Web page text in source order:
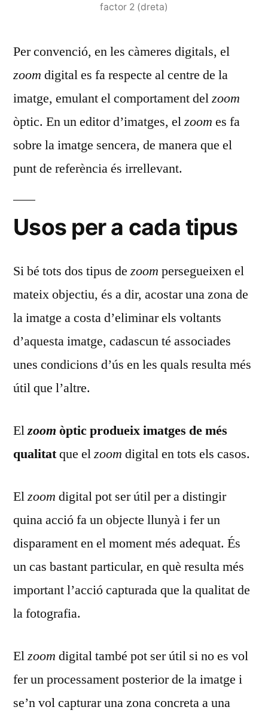
factor 2 (dreta)
Per convenció, en les càmeres digitals, el
zoom digital es fa respecte al centre de la
imatge, emulant el comportament delzoom
òptic. En un editor d’imatges, elzoom es fa
sobre la imatge sencera, de manera que el
punt de referència és irrellevant.
Usos per a cada tipus
Si bé tots dos tipus dezoom persegueixen el
mateix objectiu, és a dir, acostar una zona de
la imatge a costa d’eliminar els voltants
d’aquesta imatge, cadascun té associades
unes condicions d’ús en les quals resulta més
útil que l’altre.
Elzoom òptic produeix imatges de més
qualitatque elzoom digital en tots els casos.
Elzoom digital pot ser útil per a distingir
quina acció fa un objecte llunyà i fer un
disparament en el moment més adequat. És
un cas bastant particular, en què resulta més
important l’acció capturada que la qualitat de
la fotografia.
Elzoom digital també pot ser útil si no es vol
fer un processament posterior de la imatge i
se’n vol capturar una zona concreta a una